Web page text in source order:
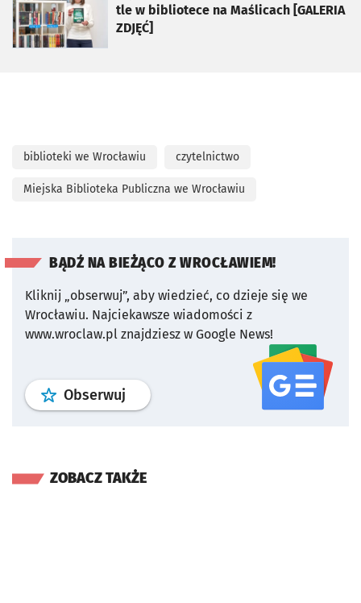
tle w bibliotece na Maślicach [GALERIA
ZDJĘĆ]
biblioteki we Wrocławiu czytelnictwo
Miejska Biblioteka Publiczna we Wrocławiu
BĄDŹ NA BIEŻĄCO Z WROCŁAWIEM!
Kliknij „obserwuj”, aby wiedzieć, co dzieje się we
Wrocławiu. Najciekawsze wiadomości z
www.wroclaw.pl znajdziesz w Google News!
Obserwuj profil serwisu
ZOBACZ TAKŻE